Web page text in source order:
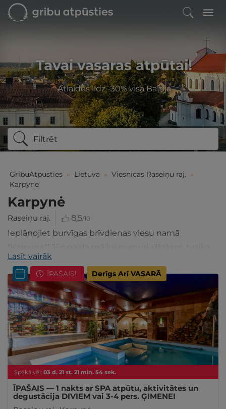
Tavai vasaras atpūtai!
Atlaides līdz -30% visā Baltijā
Filtrēt
GribuAtpusties » Lietuva » Viesnīcas Raseiņu raj. »
Karpynė
Karpynė
Raseiņu raj. 8,5/10
Ieplānojiet burvīgas brīvdienas viesu namā
"Karpynė"! Jūs gaida mājīgi numuri, džakuzi, tvaika
pirts un sauna, trenažieru zāle, kā arī relaksēties
varēsiet gan āra, gan iekštelpu baseinos. Savukārt
restorānā esat laipni aicināti ieturēt gardu maltīti.
Viesu namam ir ērta atrašanās vieta - tas atrodas
netālu no Lietuvas galvenās automaģistrāles Viļņa-
Klaipēda.
Lasīt vairāk
Spēkā vēl: 03 d. 21 st. 21 min. 53sek.
ĪPAŠAIS! Derīgs Arī VASARĀ
ĪPAŠAIS — 1 nakts ar SPA atpūtu, aktivitātes un
degustācija DIVIEM vai 3-4 pers. ĢIMENEI